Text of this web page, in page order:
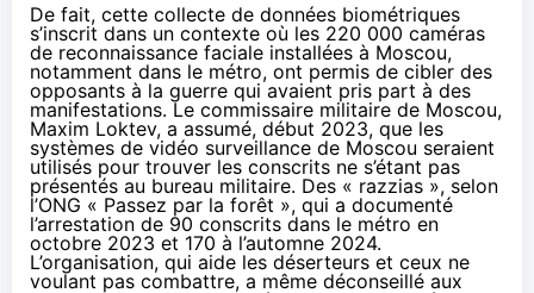
De fait, cette collecte de données biométriques
s’inscrit dans un contexte où les 220 000 caméras
de reconnaissance faciale installées à Moscou,
notamment dans le métro, ont permis de cibler des
opposants à la guerre qui avaient pris part à des
manifestations. Le commissaire militaire de Moscou,
Maxim Loktev, a assumé, début 2023, que les
systèmes de vidéo surveillance de Moscou seraient
utilisés pour trouver les conscrits ne s’étant pas
présentés au bureau militaire. Des « razzias », selon
l’ONG « Passez par la forêt », qui a documenté
l’arrestation de 90 conscrits dans le métro en
octobre 2023 et 170 à l’automne 2024.
L’organisation, qui aide les déserteurs et ceux ne
voulant pas combattre, a même déconseillé aux